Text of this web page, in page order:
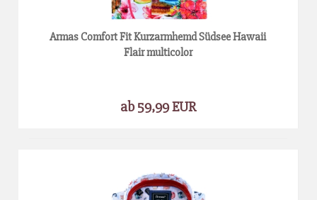
Armas Comfort Fit Kurzarmhemd Südsee Hawaii
Flair multicolor
ab 59,99 EUR